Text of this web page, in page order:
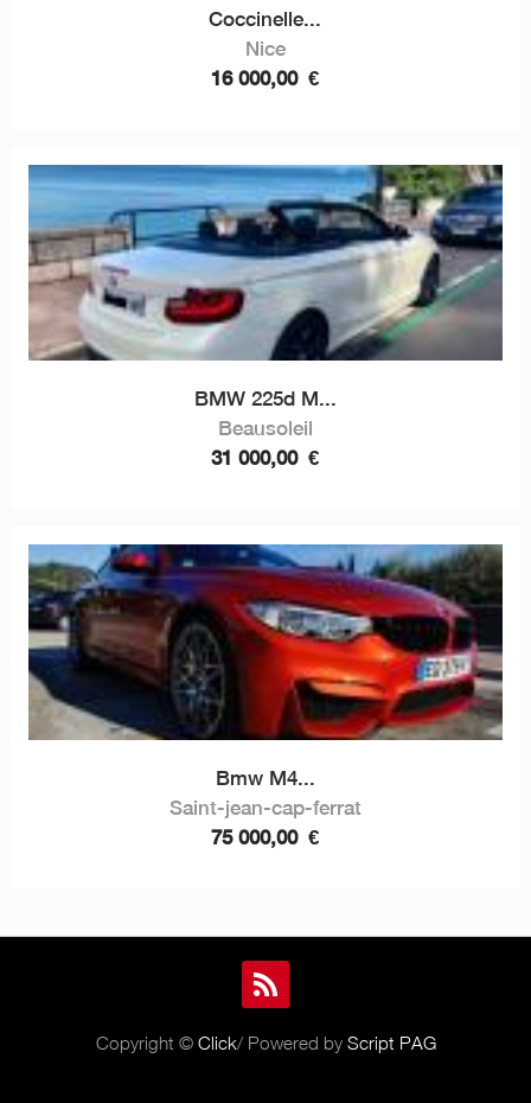
Coccinelle...
Nice
16 000,00 €
BMW 225d M...
Beausoleil
31 000,00 €
Bmw M4...
Saint-jean-cap-ferrat
75 000,00 €
Copyright © Click/ Powered by Script PAG